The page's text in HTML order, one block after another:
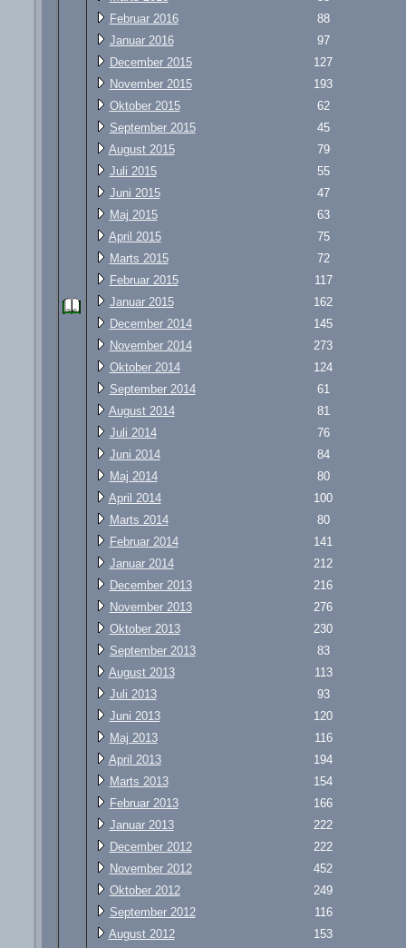
Februar 2016
88
Januar 2016
97
December 2015
127
November 2015
193
Oktober 2015
62
September 2015
45
August 2015
79
Juli 2015
55
Juni 2015
47
Maj 2015
63
April 2015
75
Marts 2015
72
Februar 2015
117
Januar 2015
162
December 2014
145
November 2014
273
Oktober 2014
124
September 2014
61
August 2014
81
Juli 2014
76
Juni 2014
84
Maj 2014
80
April 2014
100
Marts 2014
80
Februar 2014
141
Januar 2014
212
December 2013
216
November 2013
276
Oktober 2013
230
September 2013
83
August 2013
113
Juli 2013
93
Juni 2013
120
Maj 2013
116
April 2013
194
Marts 2013
154
Februar 2013
166
Januar 2013
222
December 2012
222
November 2012
452
Oktober 2012
249
September 2012
116
August 2012
153